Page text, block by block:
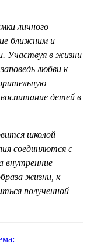
личного
ближним и
Участвуя в жизни
любви к
детей в
школой
соединяются с
внутренние
жизни, к
полученной